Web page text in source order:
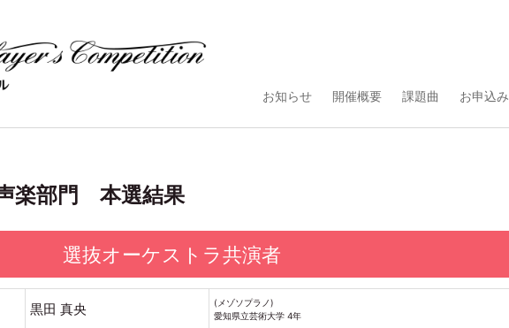
お知らせ 開催概要 課題曲 お申込み
楽部門 本選結果
選抜オーケストラ共演者
黒田 真央
(メゾソプラノ)
愛知県立芸術大学 4年